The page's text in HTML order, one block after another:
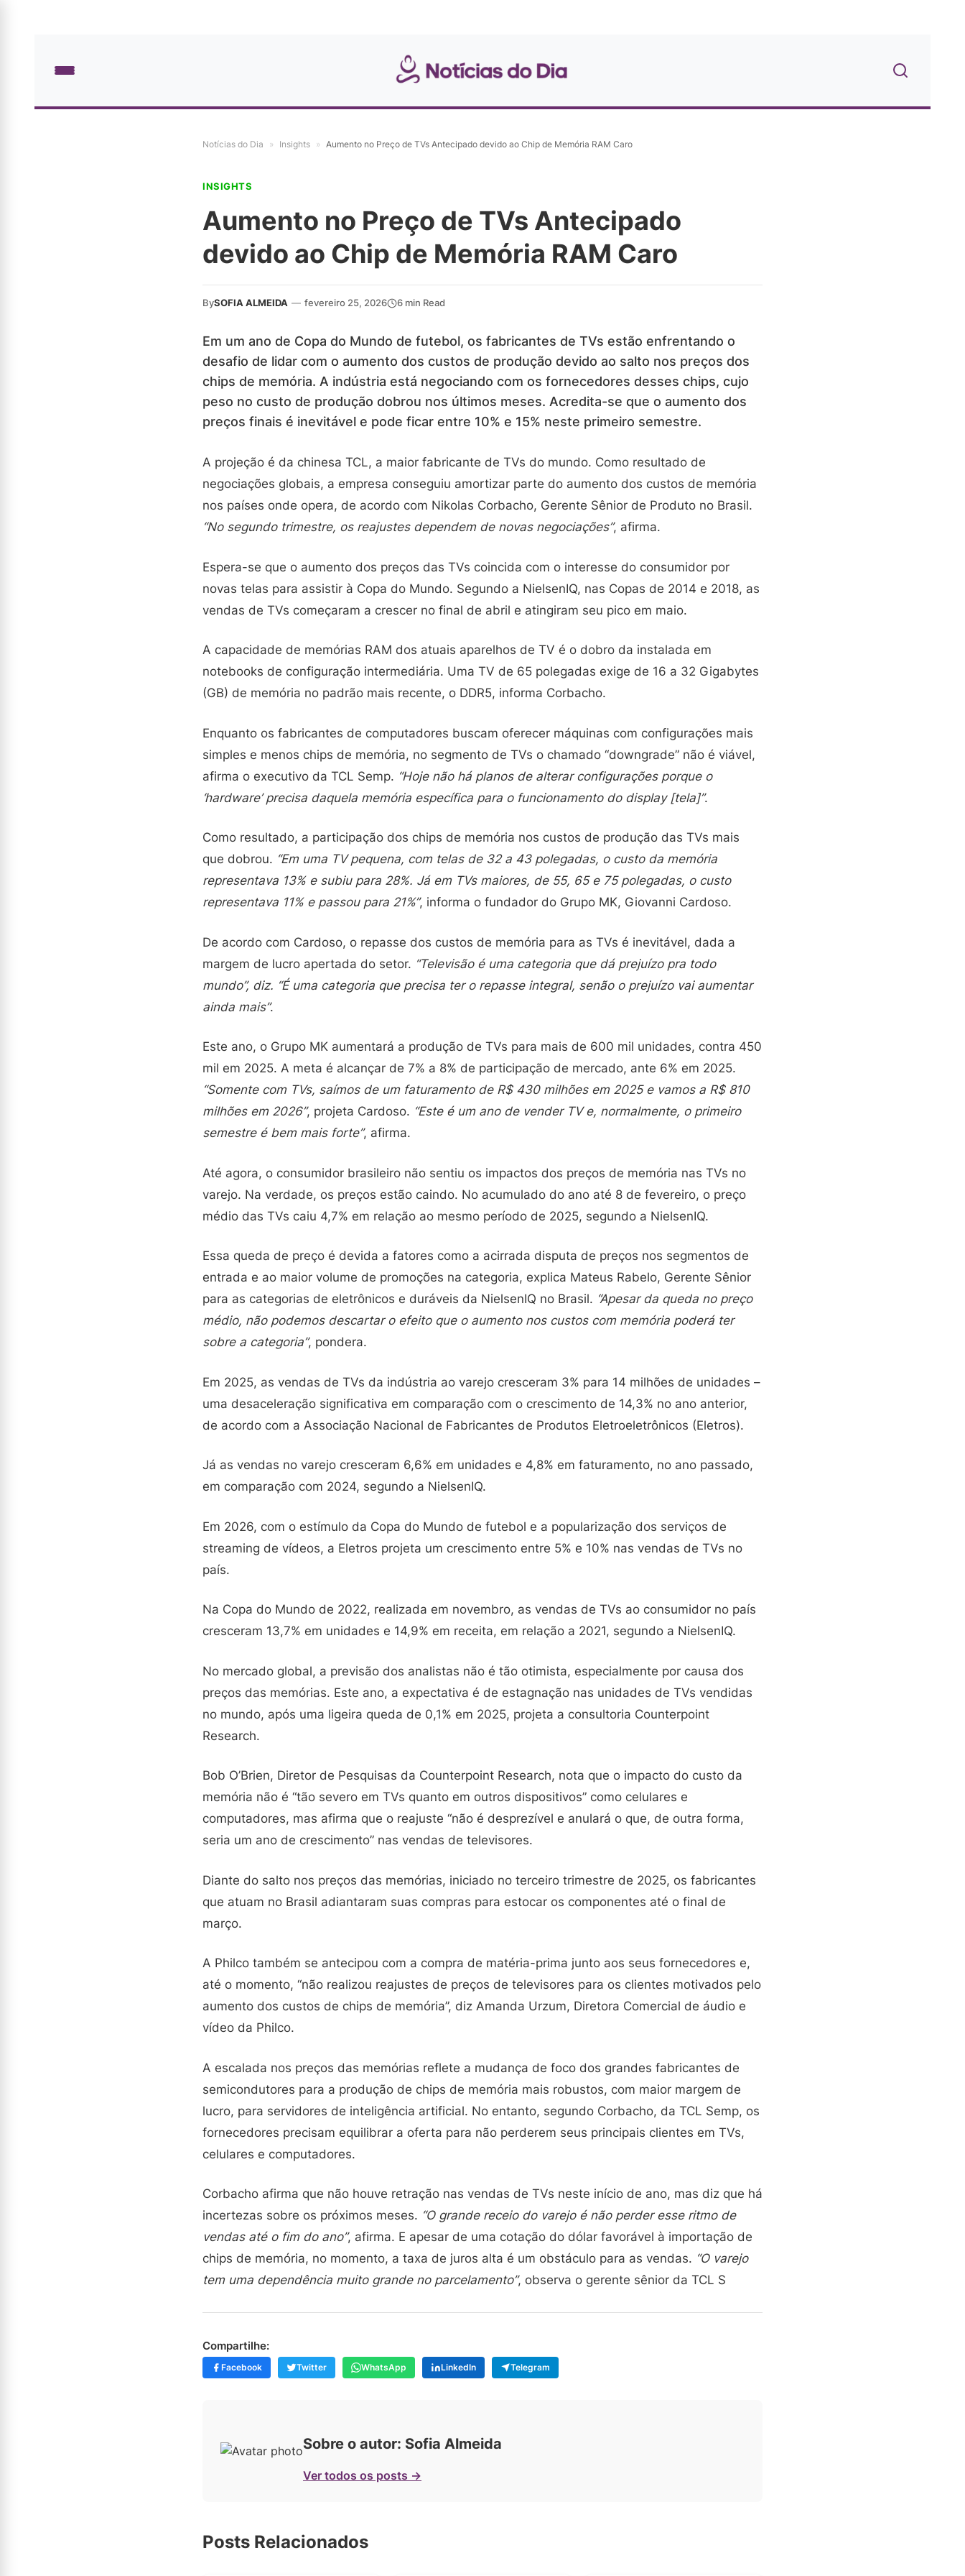
Notícias do Dia » Insights » Aumento no Preço de TVs Antecipado devido ao Chip de Memória RAM Caro
INSIGHTS
Aumento no Preço de TVs Antecipado
devido ao Chip de Memória RAM Caro
BySOFIA ALMEIDA — fevereiro 25, 2026 6 min Read
Em um ano de Copa do Mundo de futebol, os fabricantes de TVs estão enfrentando o
desafio de lidar com o aumento dos custos de produção devido ao salto nos preços dos
chips de memória. A indústria está negociando com os fornecedores desses chips, cujo
peso no custo de produção dobrou nos últimos meses. Acredita-se que o aumento dos
preços finais é inevitável e pode ficar entre 10% e 15% neste primeiro semestre.
A projeção é da chinesa TCL, a maior fabricante de TVs do mundo. Como resultado de
negociações globais, a empresa conseguiu amortizar parte do aumento dos custos de memória
nos países onde opera, de acordo com Nikolas Corbacho, Gerente Sênior de Produto no Brasil.
“No segundo trimestre, os reajustes dependem de novas negociações”, afirma.
Espera-se que o aumento dos preços das TVs coincida com o interesse do consumidor por
novas telas para assistir à Copa do Mundo. Segundo a NielsenIQ, nas Copas de 2014 e 2018, as
vendas de TVs começaram a crescer no final de abril e atingiram seu pico em maio.
A capacidade de memórias RAM dos atuais aparelhos de TV é o dobro da instalada em
notebooks de configuração intermediária. Uma TV de 65 polegadas exige de 16 a 32 Gigabytes
(GB) de memória no padrão mais recente, o DDR5, informa Corbacho.
Enquanto os fabricantes de computadores buscam oferecer máquinas com configurações mais
simples e menos chips de memória, no segmento de TVs o chamado “downgrade” não é viável,
afirma o executivo da TCL Semp. “Hoje não há planos de alterar configurações porque o
‘hardware’ precisa daquela memória específica para o funcionamento do display [tela]”.
Como resultado, a participação dos chips de memória nos custos de produção das TVs mais
que dobrou. “Em uma TV pequena, com telas de 32 a 43 polegadas, o custo da memória
representava 13% e subiu para 28%. Já em TVs maiores, de 55, 65 e 75 polegadas, o custo
representava 11% e passou para 21%”, informa o fundador do Grupo MK, Giovanni Cardoso.
De acordo com Cardoso, o repasse dos custos de memória para as TVs é inevitável, dada a
margem de lucro apertada do setor. “Televisão é uma categoria que dá prejuízo pra todo
mundo”, diz. “É uma categoria que precisa ter o repasse integral, senão o prejuízo vai aumentar
ainda mais”.
Este ano, o Grupo MK aumentará a produção de TVs para mais de 600 mil unidades, contra 450
mil em 2025. A meta é alcançar de 7% a 8% de participação de mercado, ante 6% em 2025.
“Somente com TVs, saímos de um faturamento de R$ 430 milhões em 2025 e vamos a R$ 810
milhões em 2026”, projeta Cardoso. “Este é um ano de vender TV e, normalmente, o primeiro
semestre é bem mais forte”, afirma.
Até agora, o consumidor brasileiro não sentiu os impactos dos preços de memória nas TVs no
varejo. Na verdade, os preços estão caindo. No acumulado do ano até 8 de fevereiro, o preço
médio das TVs caiu 4,7% em relação ao mesmo período de 2025, segundo a NielsenIQ.
Essa queda de preço é devida a fatores como a acirrada disputa de preços nos segmentos de
entrada e ao maior volume de promoções na categoria, explica Mateus Rabelo, Gerente Sênior
para as categorias de eletrônicos e duráveis da NielsenIQ no Brasil. “Apesar da queda no preço
médio, não podemos descartar o efeito que o aumento nos custos com memória poderá ter
sobre a categoria”, pondera.
Em 2025, as vendas de TVs da indústria ao varejo cresceram 3% para 14 milhões de unidades –
uma desaceleração significativa em comparação com o crescimento de 14,3% no ano anterior,
de acordo com a Associação Nacional de Fabricantes de Produtos Eletroeletrônicos (Eletros).
Já as vendas no varejo cresceram 6,6% em unidades e 4,8% em faturamento, no ano passado,
em comparação com 2024, segundo a NielsenIQ.
Em 2026, com o estímulo da Copa do Mundo de futebol e a popularização dos serviços de
streaming de vídeos, a Eletros projeta um crescimento entre 5% e 10% nas vendas de TVs no
país.
Na Copa do Mundo de 2022, realizada em novembro, as vendas de TVs ao consumidor no país
cresceram 13,7% em unidades e 14,9% em receita, em relação a 2021, segundo a NielsenIQ.
No mercado global, a previsão dos analistas não é tão otimista, especialmente por causa dos
preços das memórias. Este ano, a expectativa é de estagnação nas unidades de TVs vendidas
no mundo, após uma ligeira queda de 0,1% em 2025, projeta a consultoria Counterpoint
Research.
Bob O’Brien, Diretor de Pesquisas da Counterpoint Research, nota que o impacto do custo da
memória não é “tão severo em TVs quanto em outros dispositivos” como celulares e
computadores, mas afirma que o reajuste “não é desprezível e anulará o que, de outra forma,
seria um ano de crescimento” nas vendas de televisores.
Diante do salto nos preços das memórias, iniciado no terceiro trimestre de 2025, os fabricantes
que atuam no Brasil adiantaram suas compras para estocar os componentes até o final de
março.
A Philco também se antecipou com a compra de matéria-prima junto aos seus fornecedores e,
até o momento, “não realizou reajustes de preços de televisores para os clientes motivados pelo
aumento dos custos de chips de memória”, diz Amanda Urzum, Diretora Comercial de áudio e
vídeo da Philco.
A escalada nos preços das memórias reflete a mudança de foco dos grandes fabricantes de
semicondutores para a produção de chips de memória mais robustos, com maior margem de
lucro, para servidores de inteligência artificial. No entanto, segundo Corbacho, da TCL Semp, os
fornecedores precisam equilibrar a oferta para não perderem seus principais clientes em TVs,
celulares e computadores.
Corbacho afirma que não houve retração nas vendas de TVs neste início de ano, mas diz que há
incertezas sobre os próximos meses. “O grande receio do varejo é não perder esse ritmo de
vendas até o fim do ano”, afirma. E apesar de uma cotação do dólar favorável à importação de
chips de memória, no momento, a taxa de juros alta é um obstáculo para as vendas. “O varejo
tem uma dependência muito grande no parcelamento”, observa o gerente sênior da TCL S
Compartilhe:
Facebook Twitter WhatsApp LinkedIn Telegram
Sobre o autor: Sofia Almeida
Ver todos os posts →
Posts Relacionados